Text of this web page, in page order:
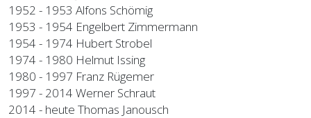
1952 - 1953 Alfons Schömig
1953 - 1954 Engelbert Zimmermann
1954 - 1974 Hubert Strobel
1974 - 1980 Helmut Issing
1980 - 1997 Franz Rügemer
1997 - 2014 Werner Schraut
2014 - heute Thomas Janousch